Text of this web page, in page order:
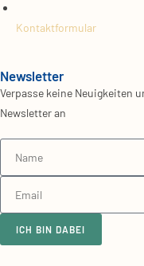
Kontaktformular
Newsletter
Verpasse keine Neuigkeiten
Newsletter an
ICH BIN DABEI